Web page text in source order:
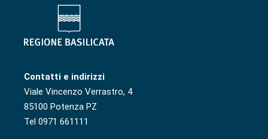
Contatti e indirizzi
Viale Vincenzo Verrastro, 4
85100 Potenza PZ
Tel 0971 661111